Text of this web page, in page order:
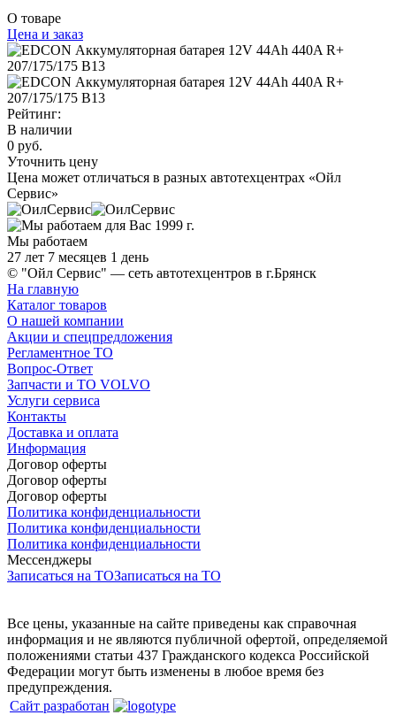
О товаре
Цена и заказ
Рейтинг:
В наличии
0 руб.
Уточнить цену
Цена может отличаться в разных автотехцентрах «Ойл
Сервис»
Мы работаем
27 лет 7 месяцев 1 день
© "Ойл Сервис" — сеть автотехцентров в г.Брянск
На главную
Каталог товаров
О нашей компании
Акции и спецпредложения
Регламентное ТО
Вопрос-Ответ
Запчасти и ТО VOLVO
Услуги сервиса
Контакты
Доставка и оплата
Информация
Договор оферты
Договор оферты
Договор оферты
Политика конфиденциальности
Политика конфиденциальности
Политика конфиденциальности
Мессенджеры
Записаться на ТОЗаписаться на ТО
Все цены, указанные на сайте приведены как справочная
информация и не являются публичной офертой, определяемой
положениями статьи 437 Гражданского кодекса Российской
Федерации могут быть изменены в любое время без
предупреждения.
Сайт разработан